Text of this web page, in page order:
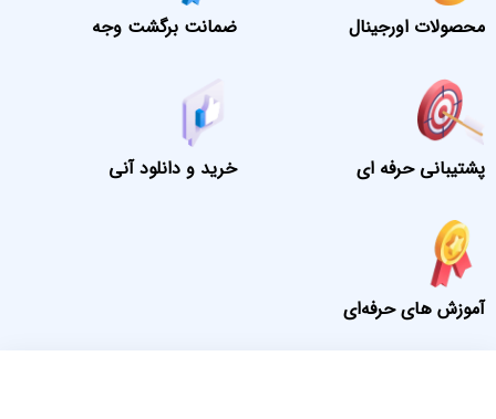
محصولات اورجینال ضمانت برگشت وجه
پشتیبانی حرفه ای خرید و دانلود آنی
آموزش های حرفه‌ای